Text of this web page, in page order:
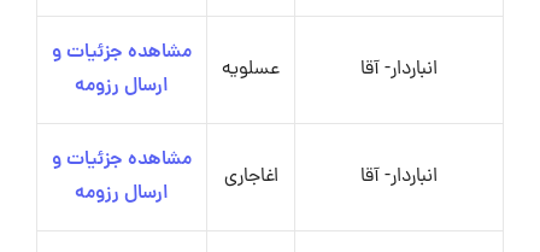
انباردار- آقا عسلویه
مشاهده جزئیات و
ارسال رزومه
انباردار- آقا اغاجاری
مشاهده جزئیات و
ارسال رزومه